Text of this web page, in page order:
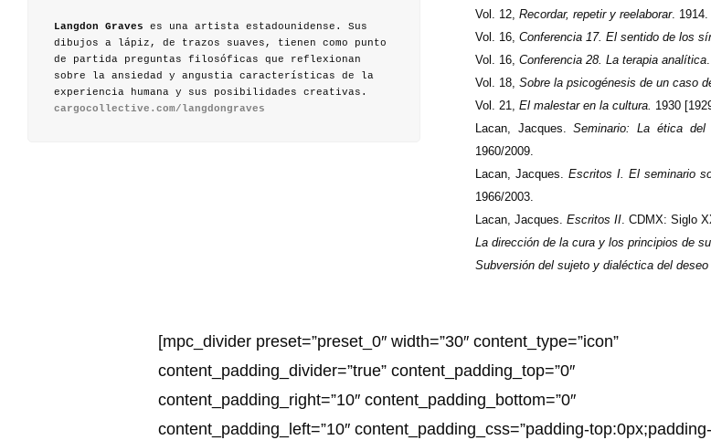
Langdon Graves es una artista estadounidense. Sus
dibujos a lápiz, de trazos suaves, tienen como punto
de partida preguntas filosóficas que reflexionan
sobre la ansiedad y angustia características de la
experiencia humana y sus posibilidades creativas.
cargocollective.com/langdongraves
Vol. 12, Recordar, repetir y reelaborar. 1914.
Vol. 16, Conferencia 17. El sentido de los
Vol. 16, Conferencia 28. La terapia analítica
Vol. 18, Sobre la psicogénesis de un caso
Vol. 21, El malestar en la cultura. 1930
Lacan, Jacques. Seminario: La ética del
1960/2009.
Lacan, Jacques. Escritos I. El seminario
1966/2003.
Lacan, Jacques. Escritos II. CDMX: Siglo
La dirección de la cura y los principios de
Subversión del sujeto y dialéctica del
[mpc_divider preset=”preset_0″ width=”30″ content_type=”icon”
content_padding_divider=”true” content_padding_top=”0″
content_padding_right=”10″ content_padding_bottom=”0″
content_padding_left=”10″ content_padding_css=”padding-top:0px;padding-